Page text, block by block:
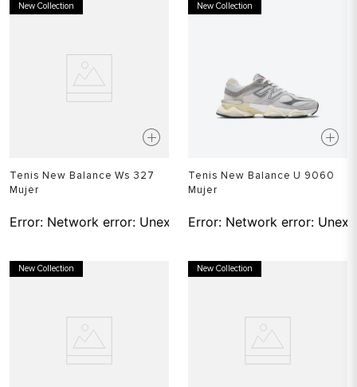
New Collection
Tenis New Balance Ws 327
Mujer
Error: Network error: Unexpected token T in JSON at
New Collection
Tenis New Balance U 9060
Mujer
Error: Network error:
New Collection New Collection